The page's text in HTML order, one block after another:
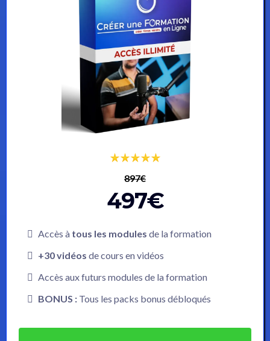
897€
497€
Accès à tous les modules de la formation
+30 vidéos de cours en vidéos
Accès aux futurs modules de la formation
BONUS : Tous les packs bonus débloqués